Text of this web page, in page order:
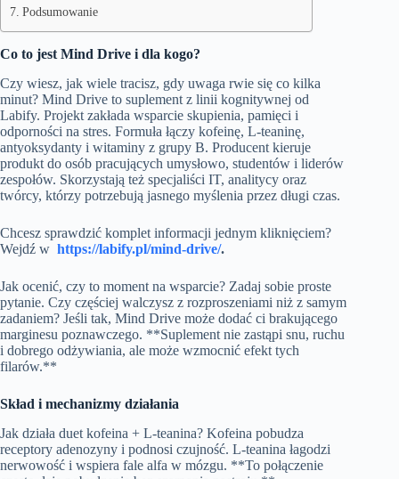
Podsumowanie
Co to jest Mind Drive i dla kogo?
Czy wiesz, jak wiele tracisz, gdy uwaga rwie się co kilka
minut? Mind Drive to suplement z linii kognitywnej od
Labify. Projekt zakłada wsparcie skupienia, pamięci i
odporności na stres. Formuła łączy kofeinę, L‑teaninę,
antyoksydanty i witaminy z grupy B. Producent kieruje
produkt do osób pracujących umysłowo, studentów i liderów
zespołów. Skorzystają też specjaliści IT, analitycy oraz
twórcy, którzy potrzebują jasnego myślenia przez długi czas.
Chcesz sprawdzić komplet informacji jednym kliknięciem?
Wejdź w https://labify.pl/mind-drive/.
Jak ocenić, czy to moment na wsparcie? Zadaj sobie proste
pytanie. Czy częściej walczysz z rozproszeniami niż z samym
zadaniem? Jeśli tak, Mind Drive może dodać ci brakującego
marginesu poznawczego. **Suplement nie zastąpi snu, ruchu
i dobrego odżywiania, ale może wzmocnić efekt tych
filarów.**
Skład i mechanizmy działania
Jak działa duet kofeina + L‑teanina? Kofeina pobudza
receptory adenozyny i podnosi czujność. L‑teanina łagodzi
nerwowość i wspiera fale alfa w mózgu. **To połączenie